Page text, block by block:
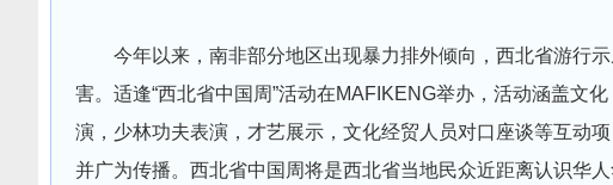
今年以来，南非部分地区出现暴力排外倾向，西北省游行
害。适逢“西北省中国周”活动在MAFIKENG举办，活动涵盖文
演，少林功夫表演，才艺展示，文化经贸人员对口座谈等互动
并广为传播。西北省中国周将是西北省当地民众近距离认识华